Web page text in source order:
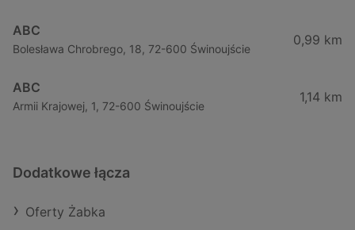
ABC
Bolesława Chrobrego, 18, 72-600 Świnoujście
0,99 km
ABC
Armii Krajowej, 1, 72-600 Świnoujście
1,14 km
Dodatkowe łącza
Oferty Żabka